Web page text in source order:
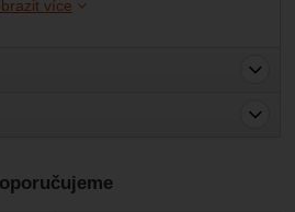
více
žádná recenze.